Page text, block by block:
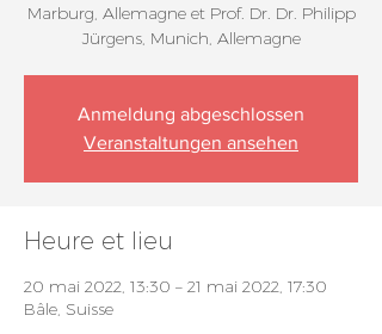
Marburg, Allemagne et Prof. Dr. Dr. Philipp
Jürgens, Munich, Allemagne
Anmeldung abgeschlossen
Veranstaltungen ansehen
Heure et lieu
20 mai 2022, 13:30 – 21 mai 2022, 17:30
Bâle, Suisse